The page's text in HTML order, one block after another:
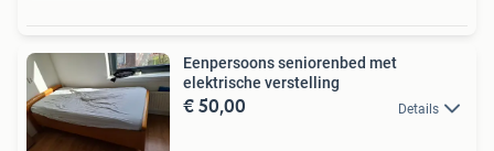
Eenpersoons seniorenbed met
elektrische verstelling
€ 50,00 Details